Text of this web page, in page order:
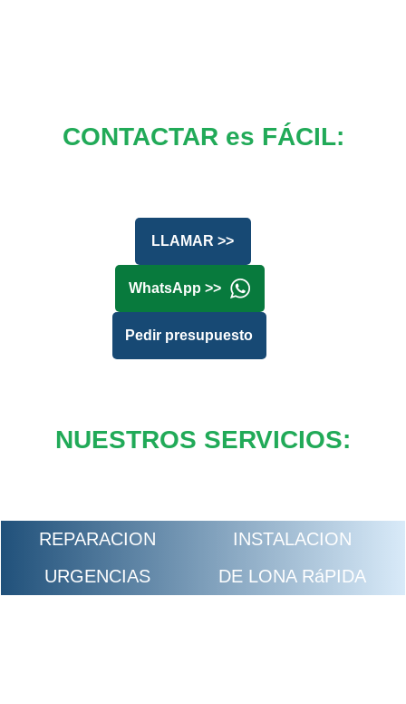
CONTACTAR es FÁCIL:
LLAMAR >>
WhatsApp >>
Pedir presupuesto
NUESTROS SERVICIOS:
REPARACION
INSTALACION
URGENCIAS
DE LONA RáPIDA